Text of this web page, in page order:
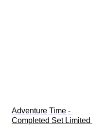
Adventure Time -
Completed Set Limited